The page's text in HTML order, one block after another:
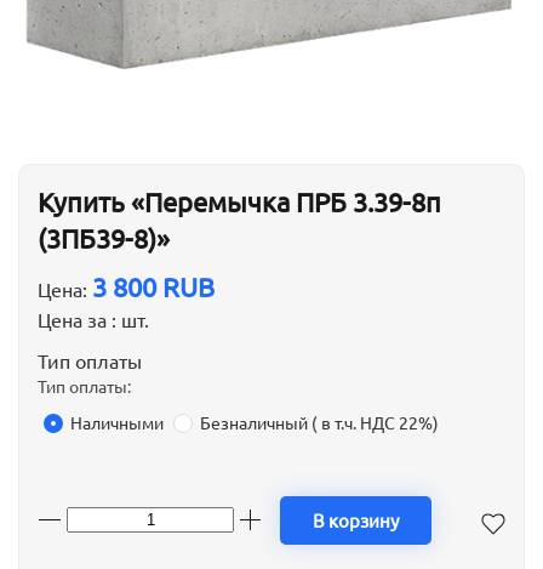
Купить «Перемычка ПРБ 3.39-8п
(3ПБ39-8)»
Цена: 3 800 RUB
Цена за : шт.
Тип оплаты
Тип оплаты:
Наличными
Безналичный ( в т.ч. НДС 22%)
В корзину